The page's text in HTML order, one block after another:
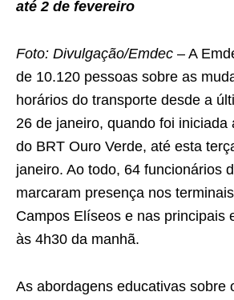
até 2 de fevereiro
Foto: Divulgação/Emdec – A
de 10.120 pessoas sobre as
horários do transporte desde a
26 de janeiro, quando foi iniciada
do BRT Ouro Verde, até esta
janeiro. Ao todo, 64 funcionários
marcaram presença nos
Campos Elíseos e nas principais
às 4h30 da manhã.
As abordagens educativas sobre